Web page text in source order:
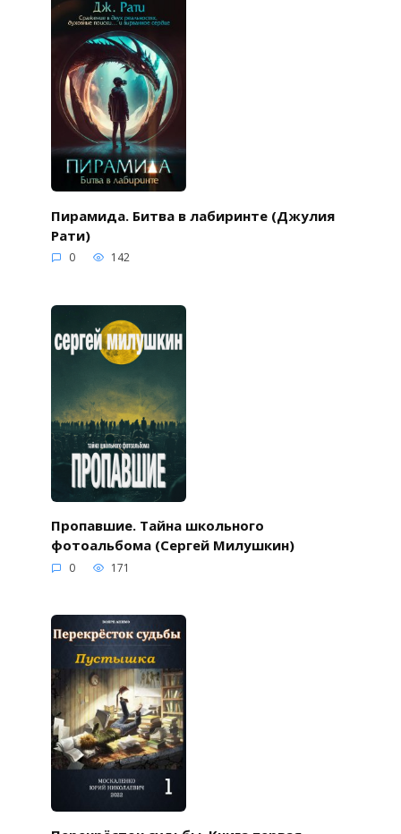
Пирамида. Битва в лабиринте (Джулия
Рати)
0 142
Пропавшие. Тайна школьного
фотоальбома (Сергей Милушкин)
0 171